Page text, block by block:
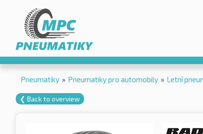
Pneumatiky » Pneumatiky pro automobily » Letní
❮ Back to overview